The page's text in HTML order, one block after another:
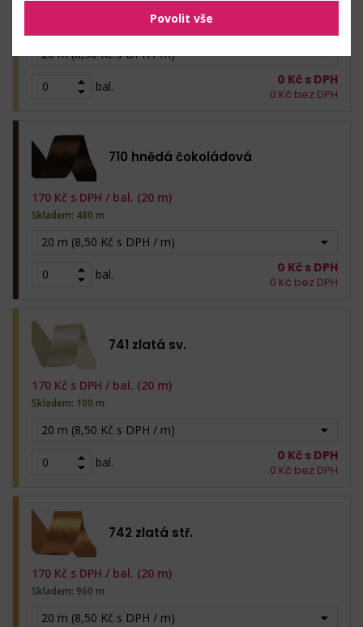
20 m (8,50 Kč s DPH / m)
bal. 0 Kč s DPH
0 Kč bez DPH
710 hnědá čokoládová
20 m (8,50 Kč s DPH / m)
bal.
170 Kč s DPH / bal. (20 m)
Skladem: 480 m
0 Kč s DPH
0 Kč bez DPH
741 zlatá sv.
20 m (8,50 Kč s DPH / m)
bal.
170 Kč s DPH / bal. (20 m)
Skladem: 100 m
0 Kč s DPH
0 Kč bez DPH
742 zlatá stř.
20 m (8,50 Kč s DPH / m)
170 Kč s DPH / bal. (20 m)
Skladem: 960 m
Povolit vše